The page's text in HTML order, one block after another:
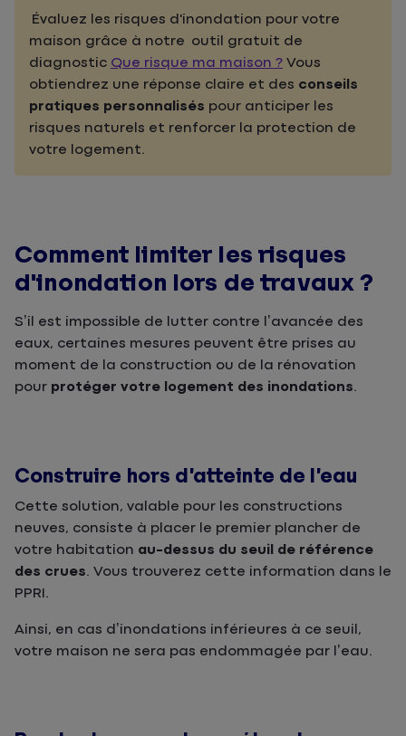
Évaluez les risques d'inondation pour votre
maison grâce à notre outil gratuit de
diagnostic Que risque ma maison ? Vous
obtiendrez une réponse claire et des conseils
pratiques personnalisés pour anticiper les
risques naturels et renforcer la protection de
votre logement.
Comment limiter les risques
d'inondation lors de travaux ?
S’il est impossible de lutter contre l’avancée des
eaux, certaines mesures peuvent être prises au
moment de la construction ou de la rénovation
pour protéger votre logement des inondations.
Construire hors d’atteinte de l’eau
Cette solution, valable pour les constructions
neuves, consiste à placer le premier plancher de
votre habitation au-dessus du seuil de référence
des crues. Vous trouverez cette information dans le
PPRI.
Ainsi, en cas d’inondations inférieures à ce seuil,
votre maison ne sera pas endommagée par l’eau.